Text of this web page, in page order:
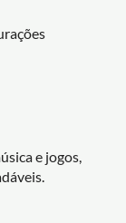
e jogos,